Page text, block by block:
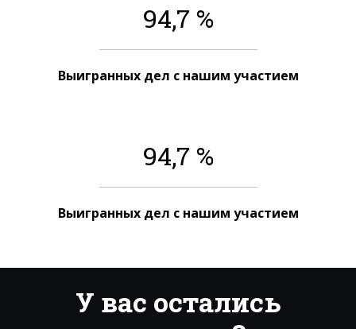
94,7 %
Выигранных дел с нашим участием
94,7 %
Выигранных дел с нашим участием
У вас остались